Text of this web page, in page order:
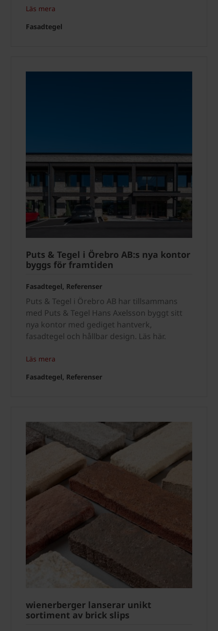
Läs mera
Fasadtegel
Puts & Tegel i Örebro AB:s nya kontor
byggs för framtiden
Fasadtegel, Referenser
Puts & Tegel i Örebro AB har tillsammans
med Puts & Tegel Hans Axelsson byggt sitt
nya kontor med gediget hantverk,
fasadtegel och hållbar design. Läs här.
Läs mera
Fasadtegel, Referenser
wienerberger lanserar unikt
sortiment av brick slips